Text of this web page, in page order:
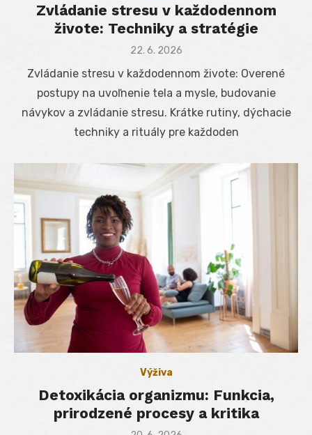
Zvládanie stresu v každodennom
živote: Techniky a stratégie
Posted
22. 6. 2026
Zvládanie stresu v každodennom živote: Overené
postupy na uvoľnenie tela a mysle, budovanie
návykov a zvládanie stresu. Krátke rutiny, dýchacie
techniky a rituály pre každoden
Výživa
Detoxikácia organizmu: Funkcia,
prirodzené procesy a kritika